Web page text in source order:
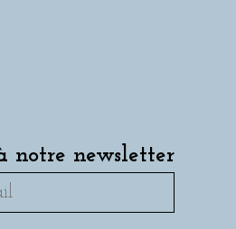
notre newsletter